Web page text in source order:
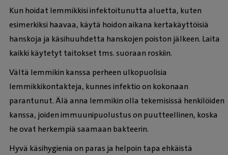
Kun hoidat lemmikkisi infektoitunutta aluetta, kuten
esimerkiksi haavaa, käytä hoidon aikana kertakäyttöisiä
hanskoja ja käsihuuhdetta hanskojen poiston jälkeen. Laita
kaikki käytetyt taitokset tms. suoraan roskiin.
Vältä lemmikin kanssa perheen ulkopuolisia
lemmikkikontakteja, kunnes infektio on kokonaan
parantunut. Älä anna lemmikin olla tekemisissä henkilöiden
kanssa, joiden immuunipuolustus on puutteellinen, koska
he ovat herkempiä saamaan bakteerin.
Hyvä käsihygienia on paras ja helpoin tapa ehkäistä